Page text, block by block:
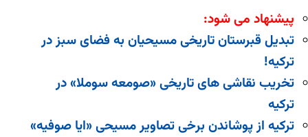
پیشنهاد می شود:
تبدیل قبرستان تاریخی مسیحیان به فضای سبز در
ترکیه!
تخریب نقاشی های تاریخی «صومعه سوملا» در
ترکیه
ترکیه از پوشاندن برخی تصاویر مسیحی «ایا صوفیه»